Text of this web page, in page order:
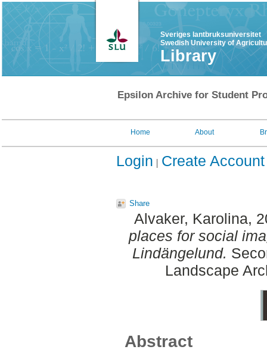
Sveriges lantbruksuniversitet
Swedish University of
Library
Epsilon Archive for Student
Home About
Login Create Account
Share
Alvaker, Karolina,
places for social
Lindängelund.
Landscape
Abstract